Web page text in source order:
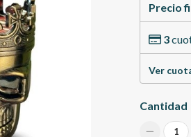
Precio
3
Ver
Cantidad
1